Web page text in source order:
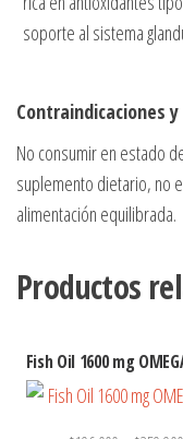
soporte al sistema
Contraindicaciones
No consumir en estado
suplemento dietario, no
alimentación equilibrada.
Productos
Fish Oil 1600 mg